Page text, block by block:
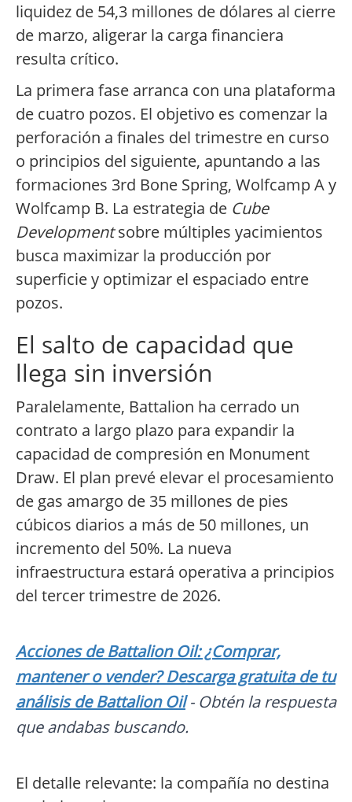
liquidez de 54,3 millones de dólares al cierre
de marzo, aligerar la carga financiera
resulta crítico.
La primera fase arranca con una plataforma
de cuatro pozos. El objetivo es comenzar la
perforación a finales del trimestre en curso
o principios del siguiente, apuntando a las
formaciones 3rd Bone Spring, Wolfcamp A y
Wolfcamp B. La estrategia de Cube
Developmentsobre múltiples yacimientos
busca maximizar la producción por
superficie y optimizar el espaciado entre
pozos.
El salto de capacidad que
llega sin inversión
Paralelamente, Battalion ha cerrado un
contrato a largo plazo para expandir la
capacidad de compresión en Monument
Draw. El plan prevé elevar el procesamiento
de gas amargo de 35 millones de pies
cúbicos diarios a más de 50 millones, un
incremento del 50%. La nueva
infraestructura estará operativa a principios
del tercer trimestre de 2026.
Acciones de Battalion Oil: ¿Comprar,
mantener o vender? Descarga gratuita de tu
análisis de Battalion Oil- Obtén la respuesta
que andabas buscando.
El detalle relevante: la compañía no destina